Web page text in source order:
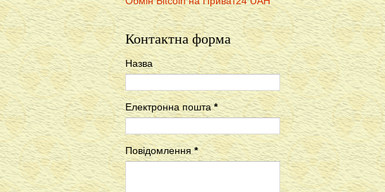
Контактна форма
Назва
Електронна пошта*
Повідомлення*